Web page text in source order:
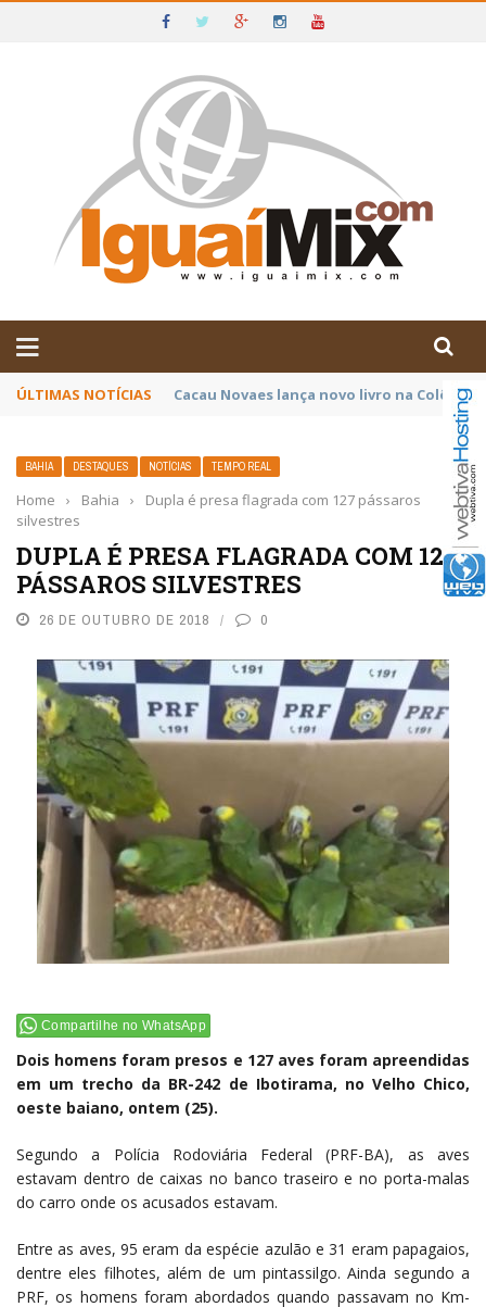
IGUAÍ E SUDOESTE DA BAHIA
ÚLTIMAS NOTÍCIAS Poetas baianos representam o Brasil no
BAHIA DESTAQUES NOTÍCIAS TEMPO REAL
Home › Bahia ›
Dupla é presa flagrada com 127 pássaros
silvestres
DUPLA É PRESA FLAGRADA COM 127
PÁSSAROS SILVESTRES
26 DE OUTUBRO DE 2018 0
Compartilhe no WhatsApp
Dois homens foram presos e 127 aves foram apreendidas
em um trecho da BR-242 de Ibotirama, no Velho Chico,
oeste baiano, ontem (25).
Segundo a Polícia Rodoviária Federal (PRF-BA), as aves
estavam dentro de caixas no banco traseiro e no porta-malas
do carro onde os acusados estavam.
Entre as aves, 95 eram da espécie azulão e 31 eram papagaios,
dentre eles filhotes, além de um pintassilgo. Ainda segundo a
PRF, os homens foram abordados quando passavam no Km-